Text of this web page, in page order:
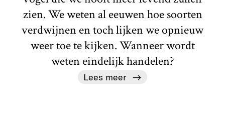
zien. We weten al eeuwen hoe soorten
verdwijnen en toch lijken we opnieuw
weer toe te kijken. Wanneer wordt
weten eindelijk handelen?
Lees meer